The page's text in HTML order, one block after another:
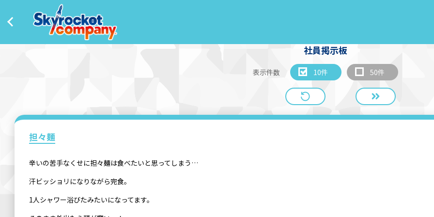
社員掲示板
表示件数 10件 50件
担々麺
辛いの苦手なくせに担々麺は食べたいと思ってしまう…
汗ビッショリになりながら完食。
1人シャワー浴びたみたいになってます。